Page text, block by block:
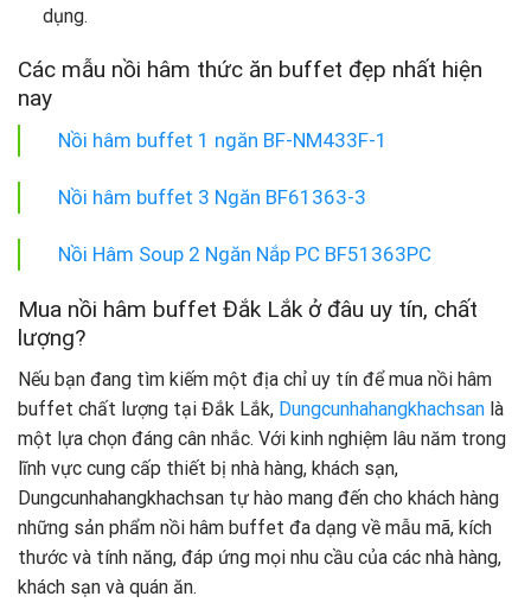
dụng.
Các mẫu nồi hâm thức ăn buffet đẹp nhất hiện
nay
Nồi hâm buffet 1 ngăn BF-NM433F-1
Nồi hâm buffet 3 Ngăn BF61363-3
Nồi Hâm Soup 2 Ngăn Nắp PC BF51363PC
Mua nồi hâm buffet Đắk Lắk ở đâu uy tín, chất
lượng?
Nếu bạn đang tìm kiếm một địa chỉ uy tín để mua nồi hâm
buffet chất lượng tại Đắk Lắk, Dungcunhahangkhachsan là
một lựa chọn đáng cân nhắc. Với kinh nghiệm lâu năm trong
lĩnh vực cung cấp thiết bị nhà hàng, khách sạn,
Dungcunhahangkhachsan tự hào mang đến cho khách hàng
những sản phẩm nồi hâm buffet đa dạng về mẫu mã, kích
thước và tính năng, đáp ứng mọi nhu cầu của các nhà hàng,
khách sạn và quán ăn.